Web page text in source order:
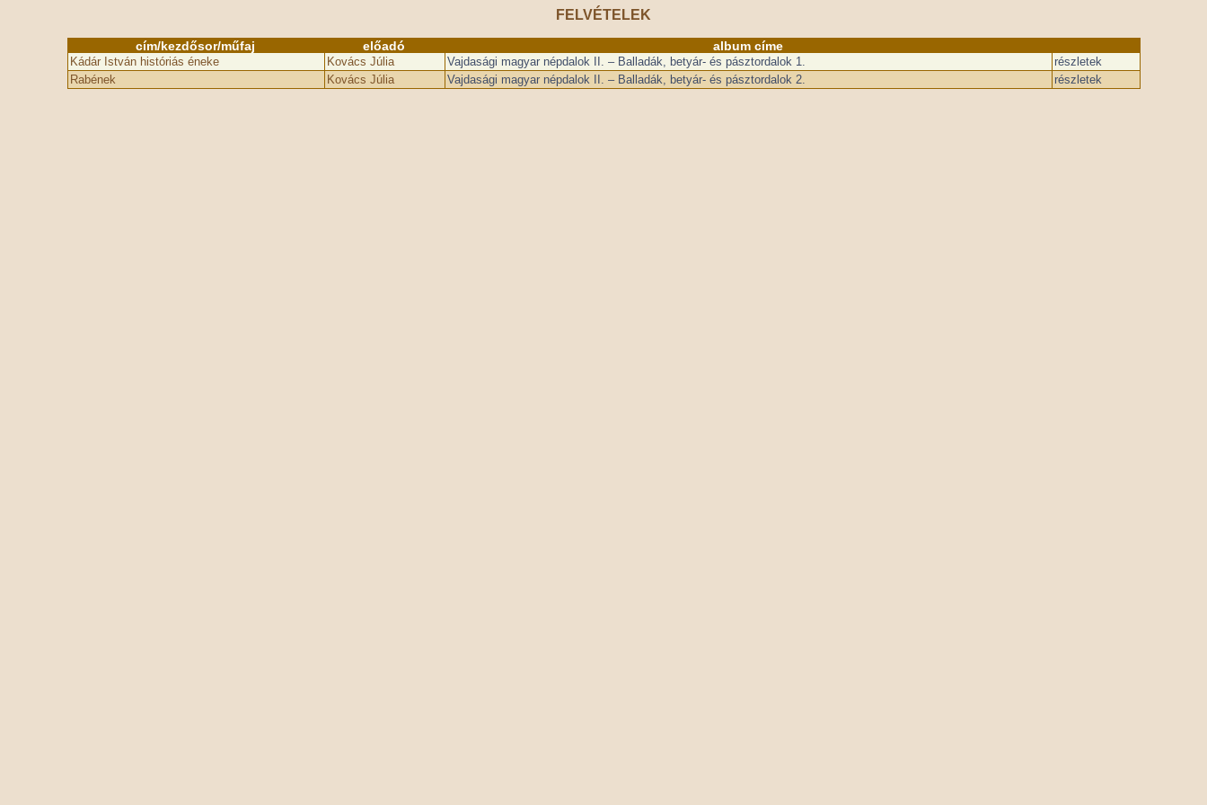
FELVÉTELEK
cím/kezdősor/műfaj előadó album címe
Kádár István históriás éneke Kovács Júlia Vajdasági magyar népdalok II. – Balladák, betyár- és pásztordalok 1.
részletek
Rabének
Kovács Júlia Vajdasági magyar népdalok II. – Balladák, betyár- és pásztordalok 2. részletek